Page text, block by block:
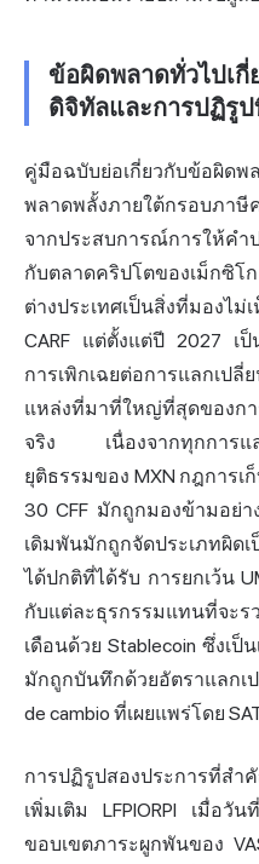
ข้อผิดพลาดทั่วไปเกี่
ดิจิทัลและการปฏิรู
คู่มือฉบับย่อเกี่ยวกับข้อผิดพ
พลาดพลั้งภายใต้กรอบภาษี
จากประสบการณ์การให้คำ
กับตลาดคริปโตของเม็กซิ
ต่างประเทศเป็นสิ่งที่มองไ
CARF แต่ตั้งแต่ปี 2027 เ
การเพิกเฉยต่อการแลกเป
แหล่งที่มาที่ใหญ่ที่สุดของกา
จริง เนื่องจากทุกการแล
ยุติธรรมของ MXN กฎการ
30 CFF มักถูกมองข้ามอย่า
เดิมพันมักถูกจัดประเภทผิด
ได้ปกติที่ได้รับ การยกเว้น
กับแต่ละธุรกรรมแทนที่จะ
เดือนด้วย Stablecoin ซึ่งเ
มักถูกบันทึกด้วยอัตราแลก
de cambio ที่เผยแพร่โดย
การปฏิรูปสองประการที่ส
เพิ่มเติม LFPIORPI เมื่อ
ขอบเขตภาระผูกพันของ